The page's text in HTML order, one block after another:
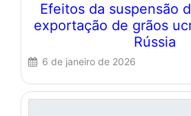
Efeitos da suspensão
exportação de grãos
Rússia
6 de janeiro de 2026